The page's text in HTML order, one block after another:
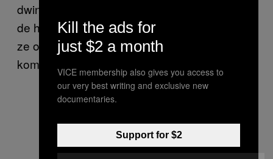
dwingt over iets waarvan zij geloven dat het
de heilige waarheid is. Op dit gebied kunnen
ze ook achterbaks en gemeen uit de hoek
komen, vooral als ze boos zijn.
Kill the ads for
just $2 a month
VICE membership also gives you access to
our very best writing and exclusive new
documentaries.
Support for $2